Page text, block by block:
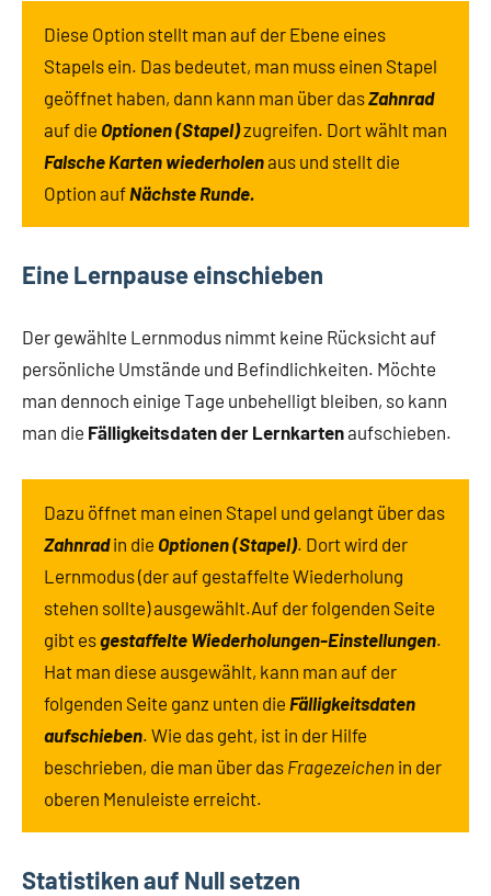
Diese Option stellt man auf der Ebene eines
Stapels ein. Das bedeutet, man muss einen Stapel
geöffnet haben, dann kann man über dasZahnrad
auf die Optionen (Stapel)zugreifen. Dort wählt man
Falsche Karten wiederholenaus und stellt die
Option aufNächste Runde.
Eine Lernpause einschieben
Der gewählte Lernmodus nimmt keine Rücksicht auf
persönliche Umstände und Befindlichkeiten. Möchte
man dennoch einige Tage unbehelligt bleiben, so kann
man die Fälligkeitsdaten der Lernkartenaufschieben.
Dazu öffnet man einen Stapel und gelangt über das
Zahnradin die Optionen (Stapel). Dort wird der
Lernmodus (der auf gestaffelte Wiederholung
stehen sollte) ausgewählt.Auf der folgenden Seite
gibt esgestaffelte Wiederholungen-Einstellungen.
Hat man diese ausgewählt, kann man auf der
folgenden Seite ganz unten die Fälligkeitsdaten
aufschieben. Wie das geht, ist in der Hilfe
beschrieben, die man über das Fragezeichen in der
oberen Menuleiste erreicht.
Statistiken auf Null setzen